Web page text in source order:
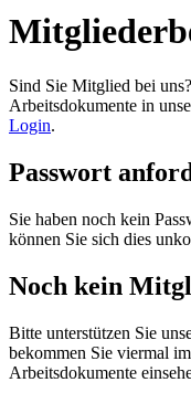
Sind Sie Mitglied bei
Arbeitsdokumente in
Login.
Passwort
Sie haben noch kein
können Sie sich dies
Noch kein
Bitte unterstützen Sie
bekommen Sie viermal
Arbeitsdokumente